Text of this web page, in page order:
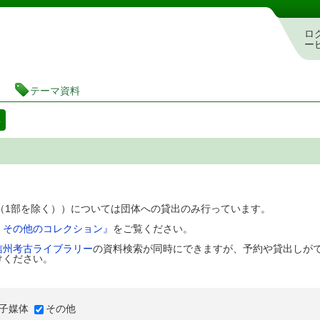
図書館 蔵書検索・予約システム
ロ
ー
テーマ資料
を除く））については団体への貸出のみ行っています。
の他のコレクション』 をご覧ください。
考古ライブラリーの資料検索が同時にできますが、予約や貸出しが
ださい。
媒体 その他